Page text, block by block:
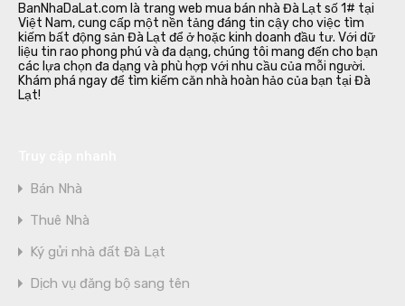
BanNhaDaLat.com là trang web mua bán nhà Đà Lạt số 1# tại
Việt Nam, cung cấp một nền tảng đáng tin cậy cho việc tìm
kiếm bất động sản Đà Lạt để ở hoặc kinh doanh đầu tư. Với dữ
liệu tin rao phong phú và đa dạng, chúng tôi mang đến cho bạn
các lựa chọn đa dạng và phù hợp với nhu cầu của mỗi người.
Khám phá ngay để tìm kiếm căn nhà hoàn hảo của bạn tại Đà
Lạt!
Bán Nhà
Thuê Nhà
Ký gửi nhà đất Đà Lạt
Dịch vụ đăng bộ sang tên